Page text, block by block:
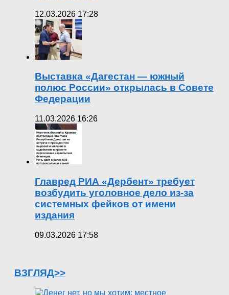
12.03.2026 17:28
Выставка «Дагестан — южный
полюс России» открылась в Совете
Федерации
11.03.2026 16:26
Главред РИА «Дербент» требует
возбудить уголовное дело из-за
системных фейков от имени
издания
09.03.2026 17:58
ВЗГЛЯД>>